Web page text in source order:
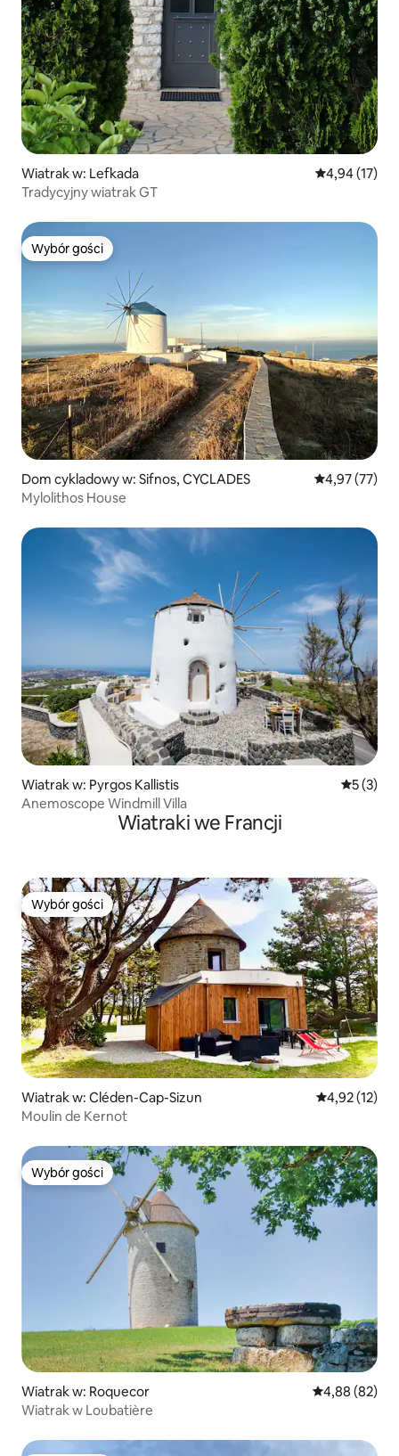
Wiatrak w: Lefkada Średnia
4,94 (17)
Tradycyjny wiatrak GT
Wybór gości
Wybór gości
Dom cykladowy w: Sifnos, CYCLADES Średnia
4,97 (77)
Mylolithos House
Wiatrak w: Pyrgos Kallistis Średnia
5 (3)
Anemoscope Windmill Villa
Wiatraki we Francji
Wybór gości
Wybór gości
Wiatrak w: Cléden-Cap-Sizun Średnia
4,92 (12)
Moulin de Kernot
Wybór gości
Wybór gości
Wiatrak w: Roquecor Średnia
4,88 (82)
Wiatrak w Loubatière